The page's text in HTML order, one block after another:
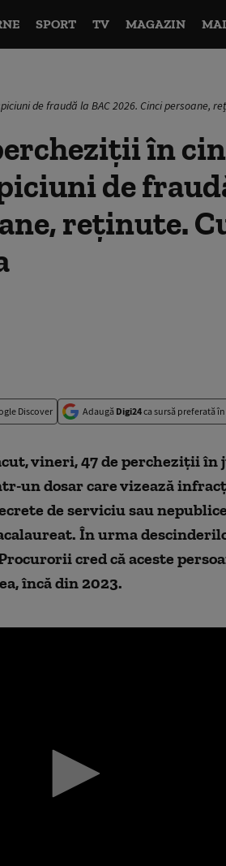
SPORT TV MAGAZIN
de fraudă la BAC 2026. Cinci persoane,
în
de
reținute.
Discover Adaugă Digi24ca sursă preferată
vineri, 47 de percheziţii în
un dosar care vizează
de serviciu sau
În urma
cred că aceste
încă din 2023.